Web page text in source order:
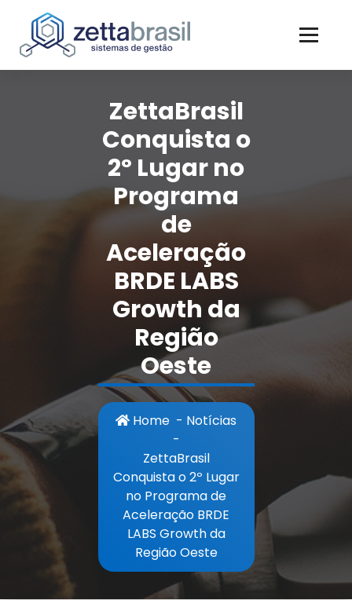
content
ZettaBrasil
Conquista o
2º Lugar no
Programa
de
Aceleração
BRDE LABS
Growth da
Região
Oeste
Home - Notícias
-
ZettaBrasil
Conquista o 2º Lugar
no Programa de
Aceleração BRDE
LABS Growth da
Região Oeste